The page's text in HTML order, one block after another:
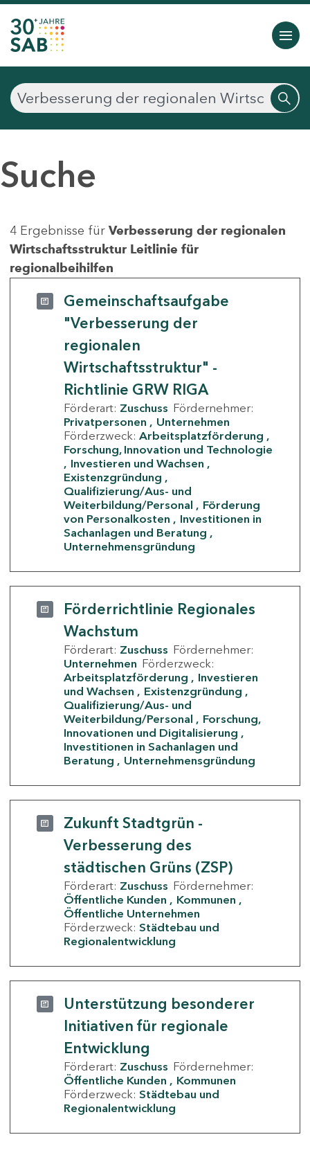
Suche
4 Ergebnisse für Verbesserung der regionalen
Wirtschaftsstruktur Leitlinie für
regionalbeihilfen
Gemeinschaftsaufgabe
"Verbesserung der
regionalen
Wirtschaftsstruktur" -
Richtlinie GRW RIGA
Förderart: Zuschuss Fördernehmer:
Privatpersonen
Unternehmen
Förderzweck: Arbeitsplatzförderung
Forschung, Innovation und Technologie
Investieren und Wachsen
Existenzgründung
Qualifizierung/Aus- und
Weiterbildung/Personal
Förderung
von Personalkosten
Investitionen in
Sachanlagen und Beratung
Unternehmensgründung
Förderrichtlinie Regionales
Wachstum
Förderart: Zuschuss Fördernehmer:
Unternehmen Förderzweck:
Arbeitsplatzförderung
Investieren
und Wachsen
Existenzgründung
Qualifizierung/Aus- und
Weiterbildung/Personal
Forschung,
Innovationen und Digitalisierung
Investitionen in Sachanlagen und
Beratung
Unternehmensgründung
Zukunft Stadtgrün -
Verbesserung des
städtischen Grüns (ZSP)
Förderart: Zuschuss Fördernehmer:
Öffentliche Kunden
Kommunen
Öffentliche Unternehmen
Förderzweck: Städtebau und
Regionalentwicklung
Unterstützung besonderer
Initiativen für regionale
Entwicklung
Förderart: Zuschuss Fördernehmer:
Öffentliche Kunden
Kommunen
Förderzweck: Städtebau und
Regionalentwicklung